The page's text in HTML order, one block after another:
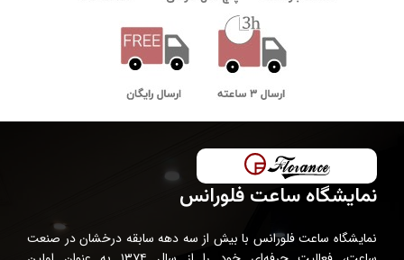
نمایشگاه ساعت فلورانس
نمایشگاه ساعت فلورانس با بیش از سه دهه سابقه درخشان در صنعت